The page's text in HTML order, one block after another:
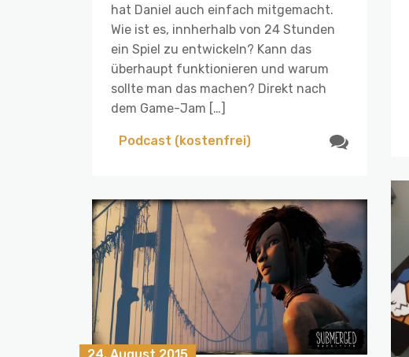
hat Daniel auch einfach mitgemacht.
Wie ist es, innherhalb von 24 Stunden
ein Spiel zu entwickeln? Kann das
überhaupt funktionieren und warum
sollte man das machen? Direkt nach
dem Game-Jam […]
Podcast (kostenfrei)
24. August 2015